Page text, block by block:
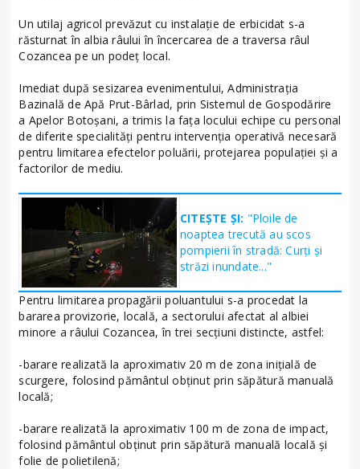
Un utilaj agricol prevăzut cu instalație de erbicidat s-a
răsturnat în albia râului în încercarea de a traversa râul
Cozancea pe un podeț local.
Imediat după sesizarea evenimentului, Administrația
Bazinală de Apă Prut-Bârlad, prin Sistemul de Gospodărire
a Apelor Botoșani, a trimis la fața locului echipe cu personal
de diferite specialități pentru intervenția operativă necesară
pentru limitarea efectelor poluării, protejarea populației și a
factorilor de mediu.
CITEȘTE ȘI: "Ploile de
noaptea trecută au scos
pompierii în stradă: Curți și
străzi inundate..."
Pentru limitarea propagării poluantului s-a procedat la
bararea provizorie, locală, a sectorului afectat al albiei
minore a râului Cozancea, în trei secțiuni distincte, astfel:
-barare realizată la aproximativ 20 m de zona inițială de
scurgere, folosind pământul obținut prin săpătură manuală
locală;
-barare realizată la aproximativ 100 m de zona de impact,
folosind pământul obținut prin săpătură manuală locală și
folie de polietilenă;